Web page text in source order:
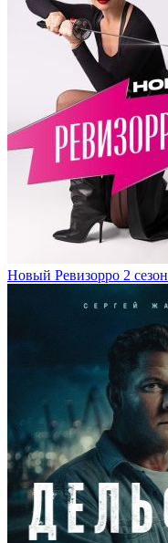
Новый Ревизорро 2 сезон